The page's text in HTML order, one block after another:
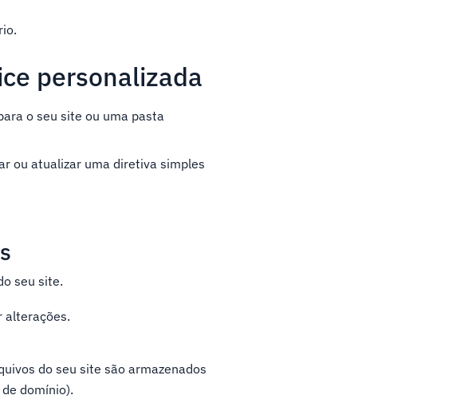
personalizada
o seu site ou uma pasta
ou atualizar uma diretiva simples
seu site.
alterações.
do seu site são armazenados
domínio).